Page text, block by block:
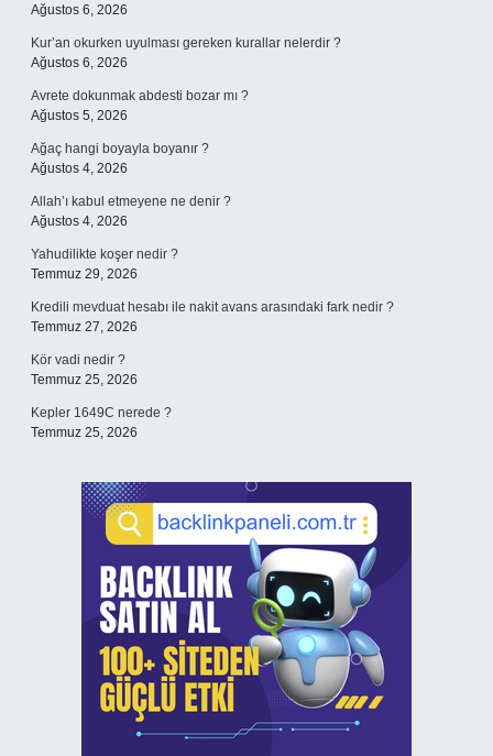
Ağustos 6, 2026
Kur’an okurken uyulması gereken kurallar nelerdir ?
Ağustos 6, 2026
Avrete dokunmak abdesti bozar mı ?
Ağustos 5, 2026
Ağaç hangi boyayla boyanır ?
Ağustos 4, 2026
Allah’ı kabul etmeyene ne denir ?
Ağustos 4, 2026
Yahudilikte koşer nedir ?
Temmuz 29, 2026
Kredili mevduat hesabı ile nakit avans arasındaki fark nedir ?
Temmuz 27, 2026
Kör vadi nedir ?
Temmuz 25, 2026
Kepler 1649C nerede ?
Temmuz 25, 2026